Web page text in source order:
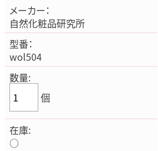
メーカー：
自然化粧品研究所
型番：
wol504
数量:
個
在庫:
○